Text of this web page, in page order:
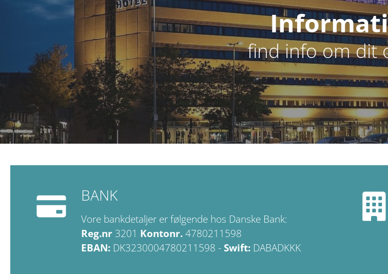
find info om dit
BANK
Vore bankdetaljer er følgende hos Danske Bank:
Reg.nr 3201 Kontonr.4780211598
EBAN: DK3230004780211598 - Swift: DABADKKK